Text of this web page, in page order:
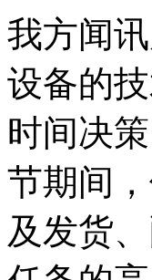
我方闻
设备的
时间决
节期间
及发货